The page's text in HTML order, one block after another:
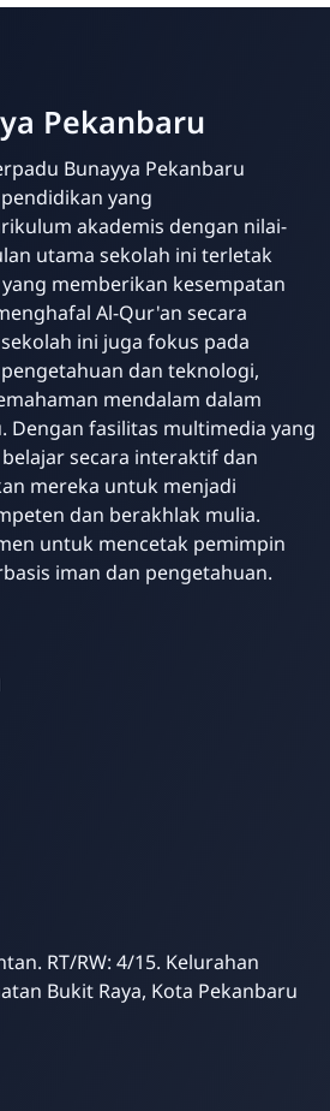
Pekanbaru
Bunayya Pekanbaru
yang
akademis dengan nilai-
utama sekolah ini terletak
memberikan kesempatan
Al-Qur'an secara
ini juga fokus pada
dan teknologi,
mendalam dalam
Dengan fasilitas multimedia yang
secara interaktif dan
mereka untuk menjadi
dan berakhlak mulia.
untuk mencetak pemimpin
iman dan pengetahuan.
RT/RW: 4/15. Kelurahan
Bukit Raya, Kota Pekanbaru